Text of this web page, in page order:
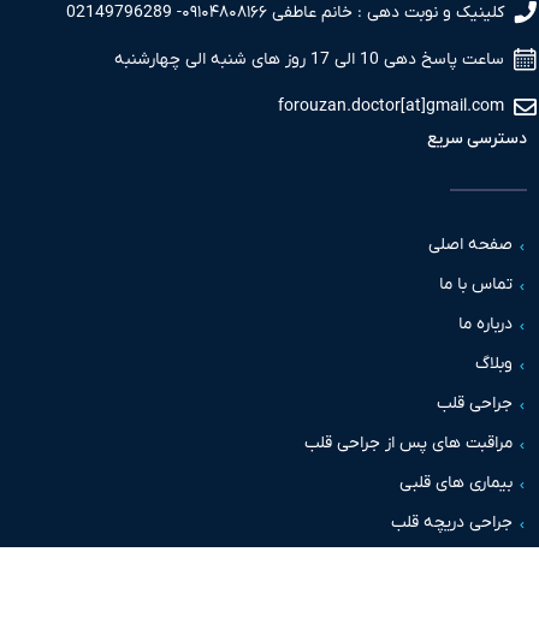
و نوبت دهی : خانم عاطفی ۰۹۱۰۴۸۰۸۱۶۶- 02149796289
دهی 10 الی 17 روز های شنبه الی چهارشنبه
سریع
اصلی
با ما
ما
قلب
های پس از جراحی قلب
های قلبی
دریچه قلب